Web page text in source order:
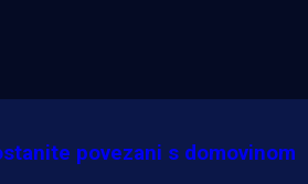
povezani s domovinom